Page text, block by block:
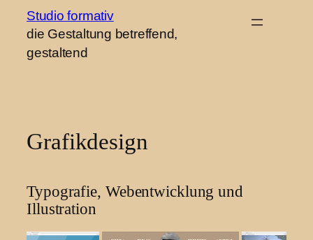
Zum
Inhalt
springen
Studio formativ
die Gestaltung betreffend,
gestaltend
Grafikdesign
Typografie, Webentwicklung und
Illustration